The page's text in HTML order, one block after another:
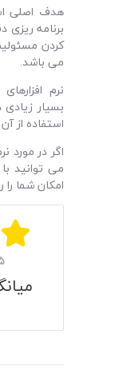
هدف اصلی
برنامه‌
کردن
می ‌باشد.
نرم‌
بسیار
استفاده از
اگر در مورد
می‌ توانید
امکان شما را